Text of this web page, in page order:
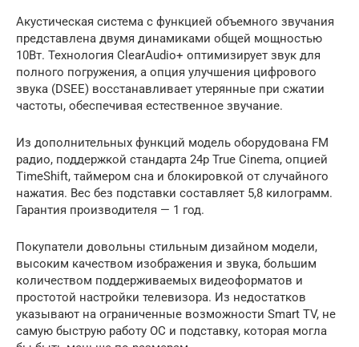
Акустическая система с функцией объемного звучания
представлена двумя динамиками общей мощностью
10Вт. Технология ClearAudio+ оптимизирует звук для
полного погружения, а опция улучшения цифрового
звука (DSEE) восстанавливает утерянные при сжатии
частоты, обеспечивая естественное звучание.
Из дополнительных функций модель оборудована FM
радио, поддержкой стандарта 24p True Cinema, опцией
TimeShift, таймером сна и блокировкой от случайного
нажатия. Вес без подставки составляет 5,8 килограмм.
Гарантия производителя — 1 год.
Покупатели довольны стильным дизайном модели,
высоким качеством изображения и звука, большим
количеством поддерживаемых видеоформатов и
простотой настройки телевизора. Из недостатков
указывают на ограниченные возможности Smart TV, не
самую быструю работу ОС и подставку, которая могла